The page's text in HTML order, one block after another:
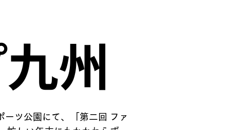
州
ツ公園にて、「第二回 ファ